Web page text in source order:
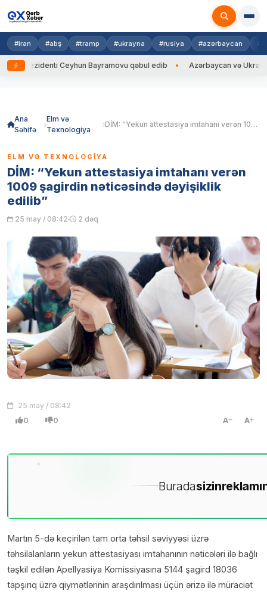
#iran #abş #tramp #ukrayna #rusiya #azərbaycan
Ceyhun Bayramovu qəbul edib Azərbaycan və Ukrayna XİN
Ana
Səhifə
Elm və
Texnologiya
DİM: “Yekun attestasiya imtahanı verən 1009 şagirdin nəticəsində dəyişiklik edilib”
ELM VƏ TEXNOLOGIYA
DİM: “Yekun attestasiya imtahanı verən
1009 şagirdin nəticəsində dəyişiklik
edilib”
25 may / 08:42 2 dəq
25 may / 08:42
0 0 A A
Buradasizin
Martın 5-də keçirilən tam orta təhsil səviyyəsi üzrə
təhsilalanların yekun attestasiyası imtahanının nəticələri ilə bağlı
təşkil edilən Apellyasiya Komissiyasına 5144 şagird 18036
tapşırıq üzrə qiymətlərinin araşdırılması üçün ərizə ilə müraciət